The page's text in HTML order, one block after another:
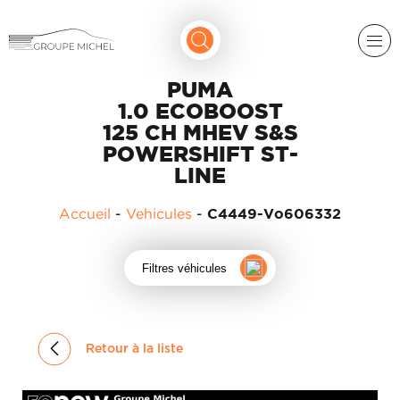
RENAULT
MICHEL
PUMA
1.0 ECOBOOST
125 CH MHEV S&S
POWERSHIFT ST-
LINE
Accueil - Vehicules - C4449-Vo606332
Filtres véhicules
Retour à la liste